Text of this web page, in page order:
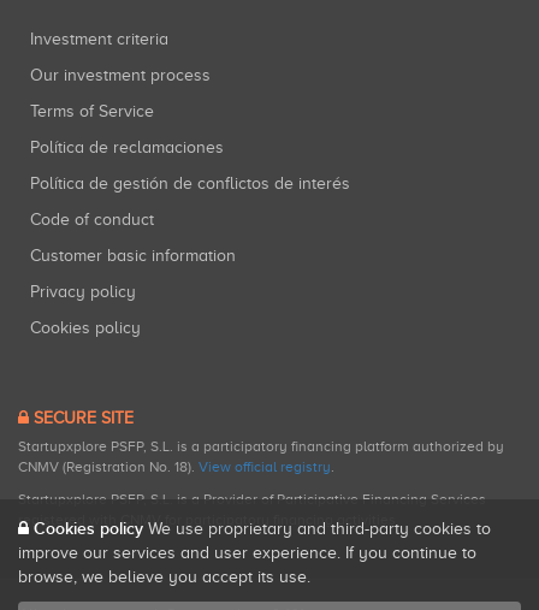
Investment criteria
Our investment process
Terms of Service
Política de reclamaciones
Política de gestión de conflictos de interés
Code of conduct
Customer basic information
Privacy policy
Cookies policy
SECURE SITE
Startupxplore PSFP, S.L. is a participatory financing platform authorized by
CNMV (Registration No. 18). View official registry.
Startupxplore PSFP, S.L. is a Provider of Participative Financing Services
registered with CNMV for participatory financing activities.
Cookies policy We use proprietary and third-party cookies to
improve our services and user experience. If you continue to
browse, we believe you accept its use.